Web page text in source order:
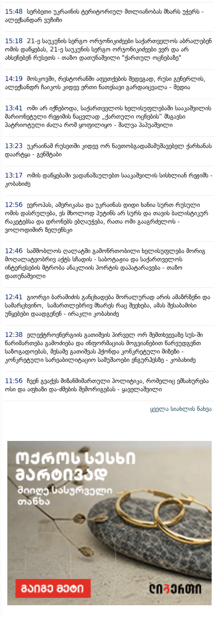
15:48 სერბეთი უკრაინის ტერიტორიულ მთლიანობას მხარს უჭერს -
ალექსანდარ ვუჩიჩი
15:18
21-ე საუკუნის სერგო ორჯონიკიძეები საქართველოს აბრალებენ
ომის დაწყებას, 21-ე საუკუნის სერგო ორჯონიკიძეები ვერ და არ
ახსენებენ რუსეთს - თაზო დათუნაშვილი "ქართულ ოცნებაზე"
14:19 მოსკოვში, რესტორანში აფეთქების შედეგად, რუსი გენერლის,
ალექსანდრ ჩაიკოს კიდევ ერთი ნათესავი გარდაიცვალა - მედია
13:41 ომი არ იქნებოდა, საქართველოს ხელისუფლებაში სააკაშვილის
მარიონეტული რეჟიმის ნაცვლად „ქართული ოცნების“ მსგავსი
პატრიოტული ძალა რომ ყოფილიყო - შალვა პაპუაშვილი
13:23 უკრაინამ რუსეთში კიდევ ორ ნავთობგადამამუშავებელ ქარხანას
დაარტყა - გენშტაბი
13:17 ომის დაწყებაში ვადანაშაულებთ სააკაშვილის სისხლიან რეჟიმს -
კობახიძე
12:56 ევროპას, ამერიკასა და უკრაინას დიდი ხანია სურთ რუსული
ომის დასრულება, ეს მხოლოდ პუტინს არ სურს და თავის ბალისტიკურ
რაკეტებსა და დრონებს ებღაუჭება, რათა ომი გააგრძელოს -
ვოლოდიმირ ზელენსკი
12:46 სამშობლოს ღალატში გამოწრთობილი ხელისუფლება მორიგ
მოღალატეობრივ აქტს სჩადის - საბოტაჟია და საქართველოს
ინტერესების მტრობა ანაკლიის პორტის დაპატარავება - თაზო
დათუნაშვილი
12:41 გიორგი ბარამიძის განცხადება მორალურად არის ამაზრზენი და
სამარცხვინო, სამართლებრივ მხარეს რაც შეეხება, ამას შესაბამისი
უწყებები დაადგენენ - ირაკლი კობახიძე
12:38 ელექტროენერგიის გათიშვის პირველ ორ შემთხვევაზე სუს-ში
წარიმართება გამოძიება და ინფორმაციას მოგვიანებით წარვუდგენთ
საზოგადოებას, მესამე გათიშვას ჰქონდა კონკრეტული მიზეზი -
კონკრეტული სარეაბილიტაციო სამუშაოები ენგურჰესზე - კობახიძე
11:56 ჩვენ გვაქვს მიზანმიმართული პოლიტიკა, რომელიც ემსახურება
ოსი და აფხაზი და-ძმების შემორიგებას - ყაველაშვილი
ყველა სიახლის ნახვა